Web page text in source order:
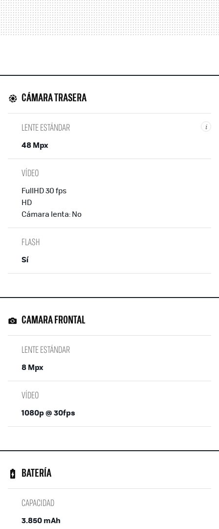
CÁMARA TRASERA
i
LENTE ESTÁNDAR
48 Mpx
VÍDEO
FullHD 30 fps
HD
Cámara lenta: No
FLASH
Sí
CAMARA FRONTAL
LENTE ESTÁNDAR
8 Mpx
VÍDEO
1080p @ 30fps
BATERÍA
CAPACIDAD
3.850 mAh